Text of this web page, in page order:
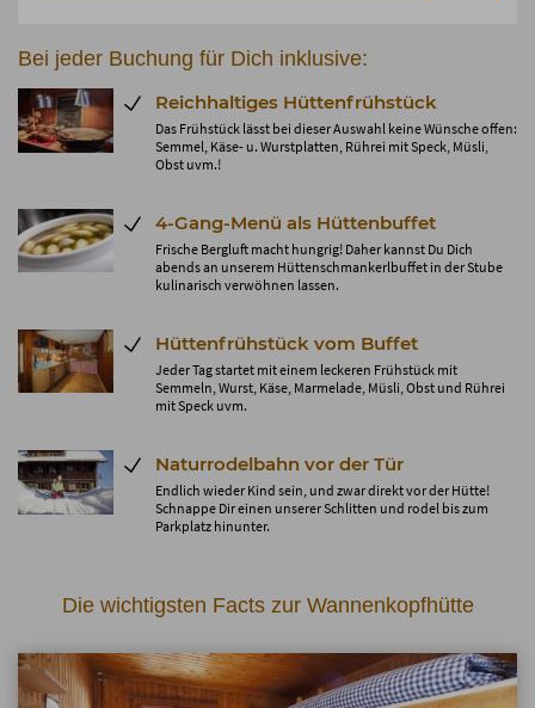
Bei jeder Buchung für Dich inklusive:
Reichhaltiges Hüttenfrühstück
Das Frühstück lässt bei dieser Auswahl keine Wünsche offen:
Semmel, Käse- u. Wurstplatten, Rührei mit Speck, Müsli,
Obst uvm.!
4-Gang-Menü als Hüttenbuffet
Frische Bergluft macht hungrig! Daher kannst Du Dich
abends an unserem Hüttenschmankerlbuffet in der Stube
kulinarisch verwöhnen lassen.
Hüttenfrühstück vom Buffet
Jeder Tag startet mit einem leckeren Frühstück mit
Semmeln, Wurst, Käse, Marmelade, Müsli, Obst und Rührei
mit Speck uvm.
Naturrodelbahn vor der Tür
Endlich wieder Kind sein, und zwar direkt vor der Hütte!
Schnappe Dir einen unserer Schlitten und rodel bis zum
Parkplatz hinunter.
Die wichtigsten Facts zur Wannenkopfhütte